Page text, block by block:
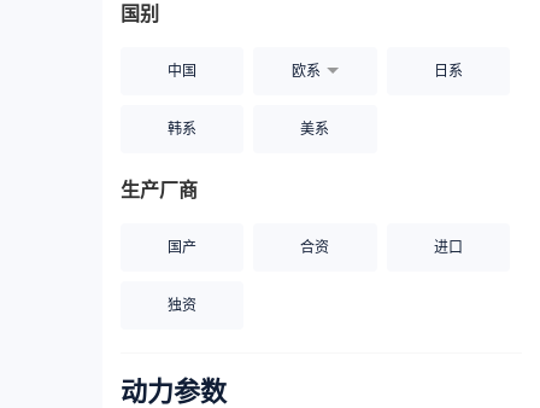
国别
中国 欧系 日系
韩系 美系
生产厂商
国产 合资 进口
独资
动力参数